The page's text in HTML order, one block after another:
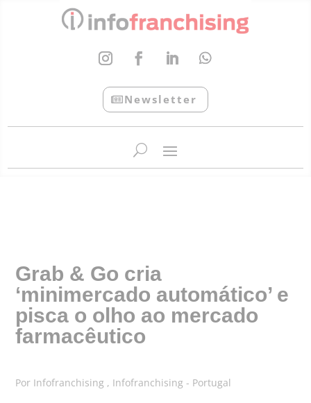
Newsletter
Grab & Go cria
‘minimercado automático’ e
pisca o olho ao mercado
farmacêutico
Por Infofranchising , Infofranchising - Portugal